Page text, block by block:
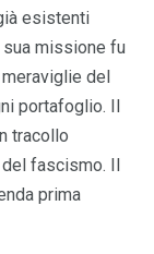
esistenti
sua missione fu
del
portafoglio. Il
tracollo
del fascismo. Il
prima